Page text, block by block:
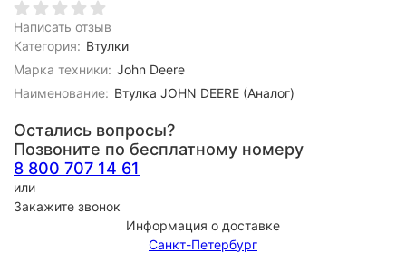
Написать отзыв
Категория: Втулки
Марка техники: John Deere
Наименование: Втулка JOHN DEERE (Аналог)
Остались вопросы?
Позвоните по бесплатному номеру
8 800 707 14 61
или
Закажите звонок
Информация о доставке
Санкт-Петербург